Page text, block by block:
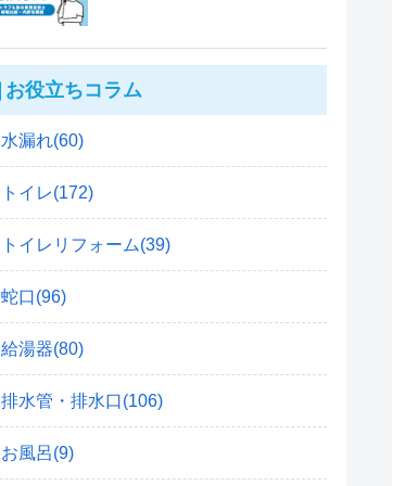
お役立ちコラム
水漏れ(60)
トイレ(172)
トイレリフォーム(39)
蛇口(96)
給湯器(80)
排水管・排水口(106)
お風呂(9)